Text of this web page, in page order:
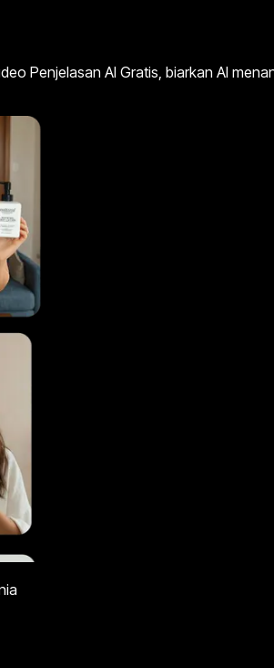
Penjelasan AI Gratis, biarkan AI